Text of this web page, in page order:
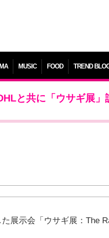
MUSIC FOOD TREND
と共に「ウサギ展
展示会「ウサギ展：The